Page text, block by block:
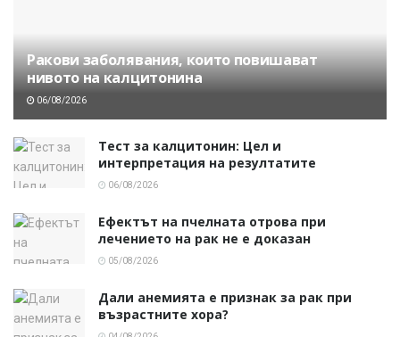
Ракови заболявания, които повишават
нивото на калцитонина
06/08/2026
Тест за калцитонин: Цел и
интерпретация на резултатите
06/08/2026
Ефектът на пчелната отрова при
лечението на рак не е доказан
05/08/2026
Дали анемията е признак за рак при
възрастните хора?